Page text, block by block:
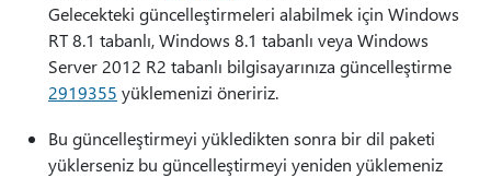
Gelecekteki güncelleştirmeleri alabilmek için Windows
RT 8.1 tabanlı, Windows 8.1 tabanlı veya Windows
Server 2012 R2 tabanlı bilgisayarınıza güncelleştirme
2919355 yüklemenizi öneririz.
Bu güncelleştirmeyi yükledikten sonra bir dil paketi
yüklerseniz bu güncelleştirmeyi yeniden yüklemeniz